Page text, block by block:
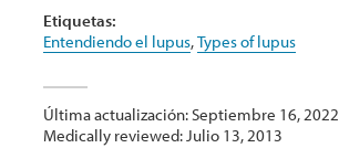
Etiquetas:
Entendiendo el lupus,Types of lupus
Última actualización: Septiembre 16, 2022
Medically reviewed: Julio 13, 2013